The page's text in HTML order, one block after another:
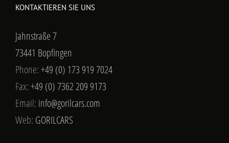
KONTAKTIEREN SIE UNS
Jahnstraße 7
73441 Bopfingen
Phone:+49 (0) 173 919 7024
Fax:+49 (0) 7362 209 9173
Email: info@gorilcars.com
Web: GORILCARS